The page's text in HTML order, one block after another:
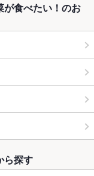
が食べたい！のお
ら探す